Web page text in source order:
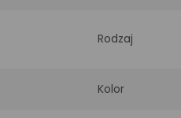
Rodzaj
Kolor